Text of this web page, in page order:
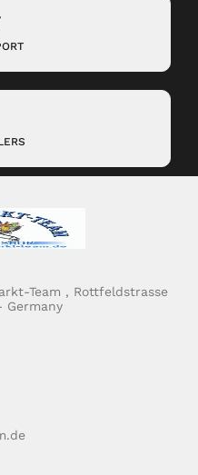
Team , Rottfeldstrasse
Germany